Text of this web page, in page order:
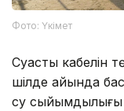
Фото: Үкімет
Суасты кабелін
шілде айында
су